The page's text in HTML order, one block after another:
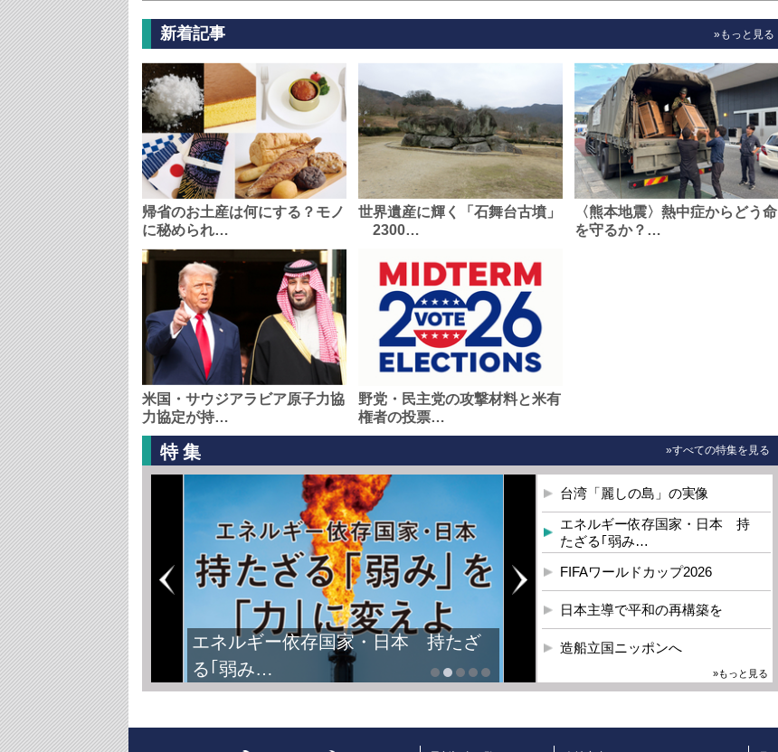
新着記事 »もっと見る
帰省のお土産は何にする？モノ
に秘められ…
世界遺産に輝く「石舞台古墳」
2300…
〈熊本地震〉熱中症からどう命
を守るか？…
米国・サウジアラビア原子力協
力協定が持…
野党・民主党の攻撃材料と米有
権者の投票…
特集 »すべての特集を見る
エネルギー依存国家・日本 持たざ
る｢弱み…
台湾「麗しの島」の実像
エネルギー依存国家・日本 持
たざる｢弱み…
FIFAワールドカップ2026
日本主導で平和の再構築を
造船立国ニッポンへ
»もっと見る